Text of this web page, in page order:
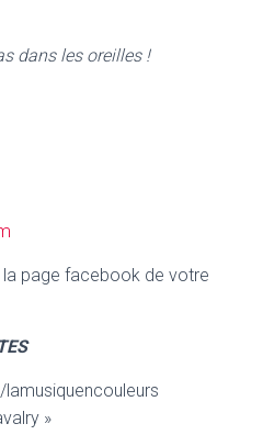
dans les oreilles !
page facebook de votre
»